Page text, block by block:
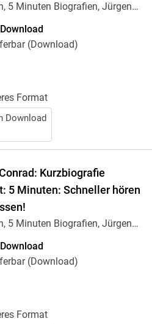
5 Minuten Biografien, Jürgen
(Download)
Format
Download
Kurzbiografie
5 Minuten: Schneller hören
5 Minuten Biografien, Jürgen
(Download)
Format